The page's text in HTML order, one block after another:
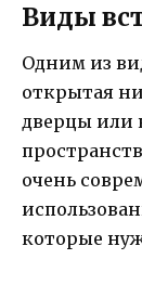
Виды
Одним из
открытая
дверцы или
очень
которые